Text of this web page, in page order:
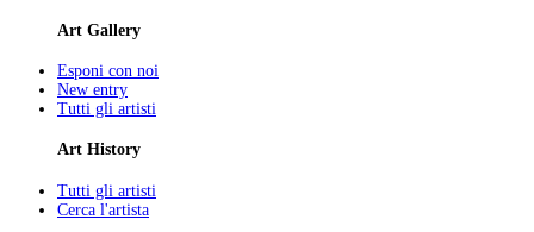
Art Gallery
Esponi con noi
New entry
Tutti gli artisti
Art History
Tutti gli artisti
Cerca l'artista